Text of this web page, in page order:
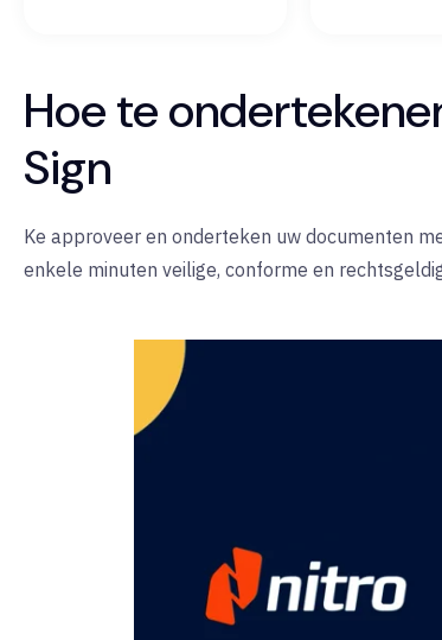
Hoe te
Sign
Ke approveer en onderteken uw documenten
enkele minuten veilige, conforme en